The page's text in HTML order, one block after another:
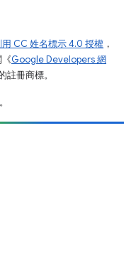
用 CC 姓名標示 4.0 授權 ，
Google Developers 網
冊商標。